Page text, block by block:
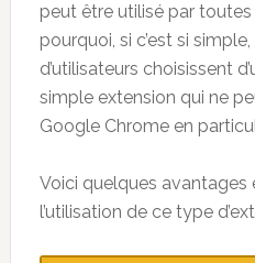
peut être utilisé par
pourquoi, si c’est si
d’utilisateurs choisissent
simple extension qui ne
Google Chrome en
Voici quelques avantages
l’utilisation de ce type